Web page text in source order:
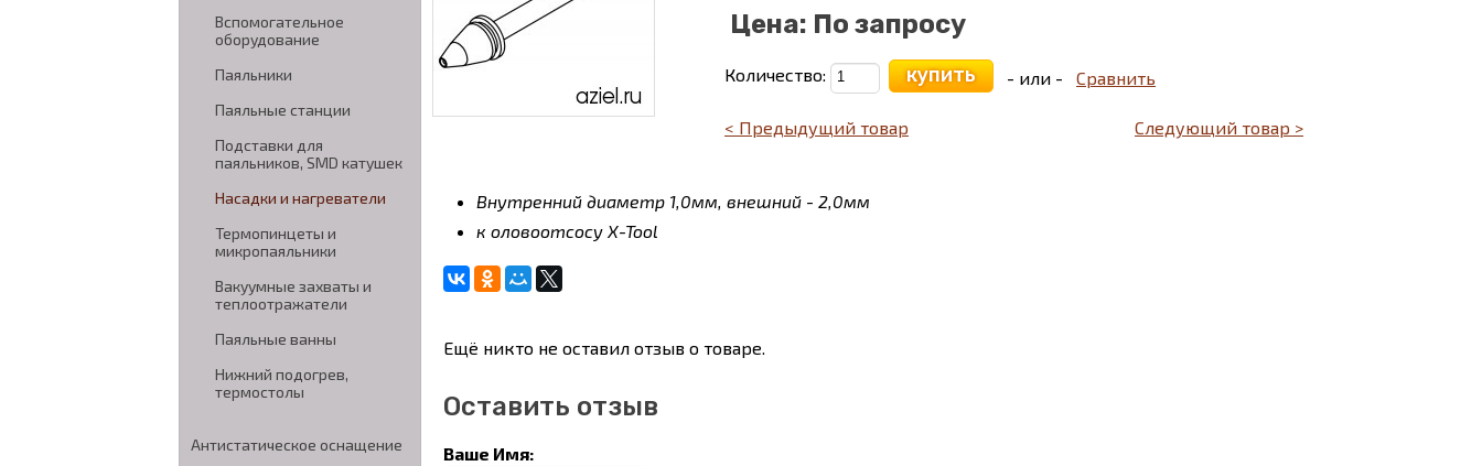
Вспомогательное
оборудование
Паяльники
Паяльные станции
Подставки для
паяльников, SMD катушек
Насадки и нагреватели
Термопинцеты и
микропаяльники
Вакуумные захваты и
теплоотражатели
Паяльные ванны
Нижний подогрев,
термостолы
Антистатическое оснащение
Цена: По запросу
Количество: купить - или - Сравнить
< Предыдущий товар Следующий товар >
Внутренний диаметр 1,0мм, внешний - 2,0мм
к оловоотсосу X-Tool
Ещё никто не оставил отзыв о товаре.
Оставить отзыв
Ваше Имя: